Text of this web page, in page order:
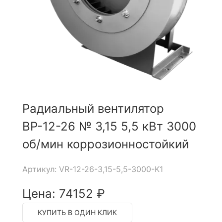
Радиальный вентилятор
ВР-12-26 № 3,15 5,5 кВт 3000
об/мин коррозионностойкий
Артикул: VR-12-26-3,15-5,5-3000-K1
Цена: 74152 ₽
КУПИТЬ В ОДИН КЛИК